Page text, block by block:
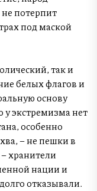
потерпит
под маской
так и
белых флагов и
основу
у экстремизма нет
особенно
– не пешки в
хранители
нации и
отказывали.